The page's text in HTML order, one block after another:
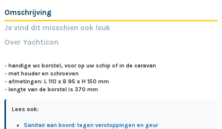
Omschrijving
Je vind dit misschien ook leuk
Over Yachticon
- handige wc borstel, voor op uw schip of in de caravan
- met houder en schroeven
- afmetingen: L 110 x B 95 x H 150 mm
- lengte van de borstel is 370 mm
Lees ook:
Sanitair aan boord: tegen verstoppingen en geur